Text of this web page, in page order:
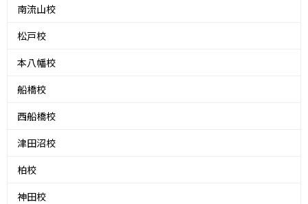
南流山校
松戸校
本八幡校
船橋校
西船橋校
津田沼校
柏校
神田校